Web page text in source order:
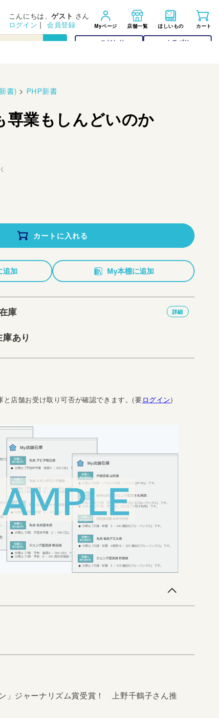
こだわり カテゴリー
こんにちは、ゲスト さん
ログイン | 会員登録 Myページ 店舗一覧 ほしいもの カート
書) > PHP新書
専業もしんどいのか
カートに入れる
追加 My本棚に追加
庫 詳細
あり
と店舗お受け取り可否が確認できます。(要ログイン)
」ジャーナリズム賞受賞！ 上野千鶴子さん推